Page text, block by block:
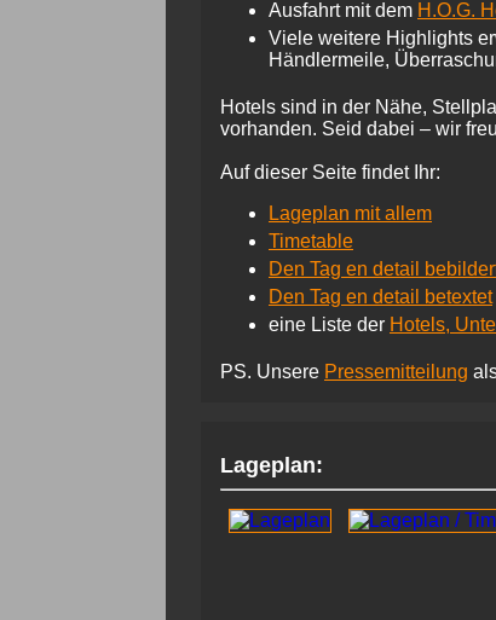
Ausfahrt mit dem H.O.G.
Viele weitere Highlights
Händlermeile,
Hotels sind in der Nähe,
vorhanden. Seid dabei – wir
Auf dieser Seite findet Ihr:
Lageplan mit allem
Timetable
Den Tag en detail
Den Tag en detail betextet
eine Liste der Hotels,
PS. Unsere Pressemitteilung
Lageplan: